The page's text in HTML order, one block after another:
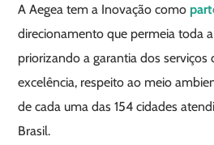
A Aegea tem a Inovação como
direcionamento que permeia toda
priorizando a garantia dos
excelência, respeito ao meio
de cada uma das 154 cidades
Brasil.